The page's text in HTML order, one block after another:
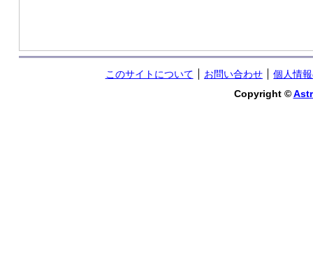
このサイトについて お問い合わせ
個人情
Copyright ©